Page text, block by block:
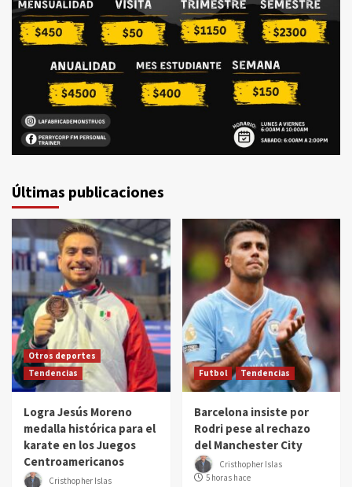
Últimas publicaciones
Otros deportes
Tendencias
Logra Jesús Moreno
medalla histórica para el
karate en los Juegos
Centroamericanos
Cristhopher Islas
Futbol Tendencias
Barcelona insiste por
Rodri pese al rechazo
del Manchester City
Cristhopher Islas
5 horas hace